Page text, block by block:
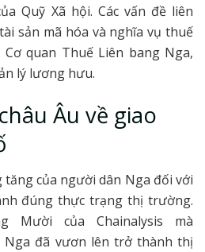
Quỹ Xã hội. Các vấn đề liên
sản mã hóa và nghĩa vụ thuế
quan Thuế Liên bang Nga,
lý lương hưu.
Âu về giao
tăng của người dân Nga đối với
đúng thực trạng thị trường.
Mười của Chainalysis mà
Nga đã vươn lên trở thành thị